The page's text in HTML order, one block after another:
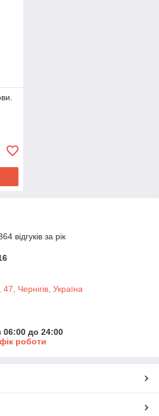
відгуків за рік
Чернігів, Україна
06:00 до 24:00
роботи